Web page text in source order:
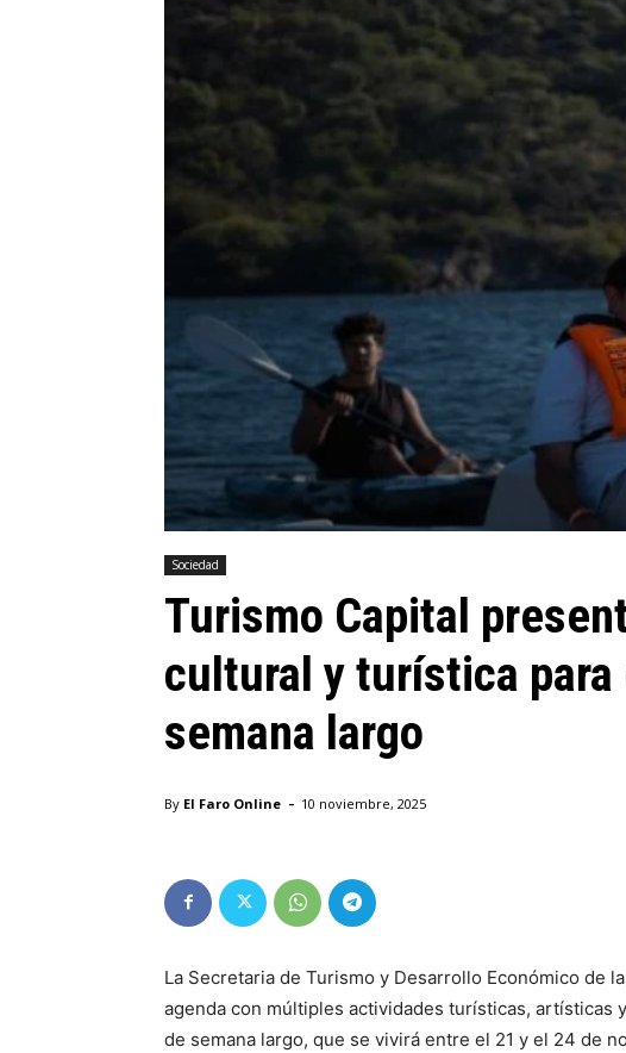
Sociedad
Turismo Capital
cultural y turística
semana largo
By El Faro Online - 10 noviembre, 2025
La Secretaria de Turismo y Desarrollo Económico de
agenda con múltiples actividades turísticas, artísticas
de semana largo, que se vivirá entre el 21 y el 24 de